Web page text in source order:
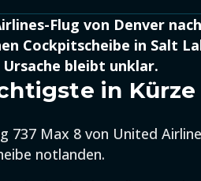
Flug von Denver
Cockpitscheibe in Salt
bleibt unklar.
in Kürze
737 Max 8 von United
notlanden.